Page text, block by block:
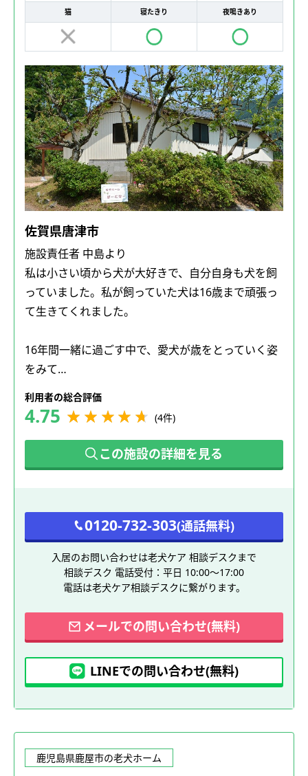
猫 寝たきり 夜鳴きあり
佐賀県唐津市
施設責任者 中島より
私は小さい頃から犬が大好きで、自分自身も犬を飼
っていました。私が飼っていた犬は16歳まで頑張っ
て生きてくれました。
16年間一緒に過ごす中で、愛犬が歳をとっていく姿
をみて…
利用者の総合評価
4.75 (4件)
この施設の詳細を見る
0120-732-303(通話無料)
入居のお問い合わせは老犬ケア 相談デスクまで
相談デスク 電話受付：平日 10:00～17:00
電話は老犬ケア相談デスクに繋がります。
メールでの問い合わせ(無料)
LINEでの問い合わせ(無料)
鹿児島県鹿屋市の老犬ホーム